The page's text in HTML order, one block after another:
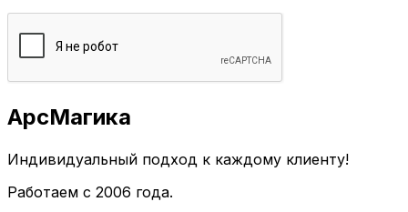
АрсМагика
Индивидуальный подход к каждому клиенту!
Работаем с 2006 года.